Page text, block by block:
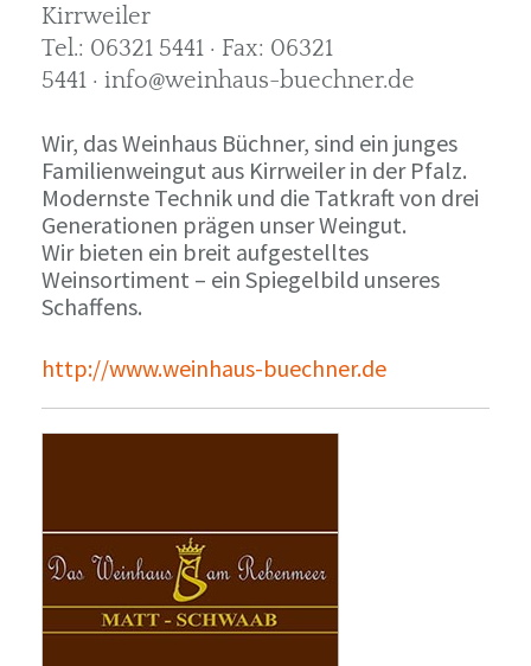
Kirrweiler
Tel.: 06321 5441 · Fax: 06321
5441 · info@weinhaus-buechner.de
Wir, das Weinhaus Büchner, sind ein junges
Familienweingut aus Kirrweiler in der Pfalz.
Modernste Technik und die Tatkraft von drei
Generationen prägen unser Weingut.
Wir bieten ein breit aufgestelltes
Weinsortiment – ein Spiegelbild unseres
Schaffens.
http://www.weinhaus-buechner.de